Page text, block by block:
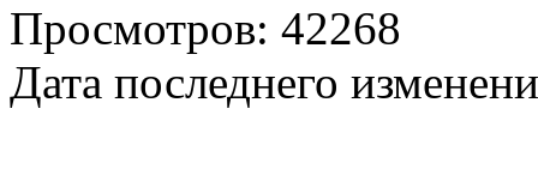
Просмотров: 42268
Дата последнего